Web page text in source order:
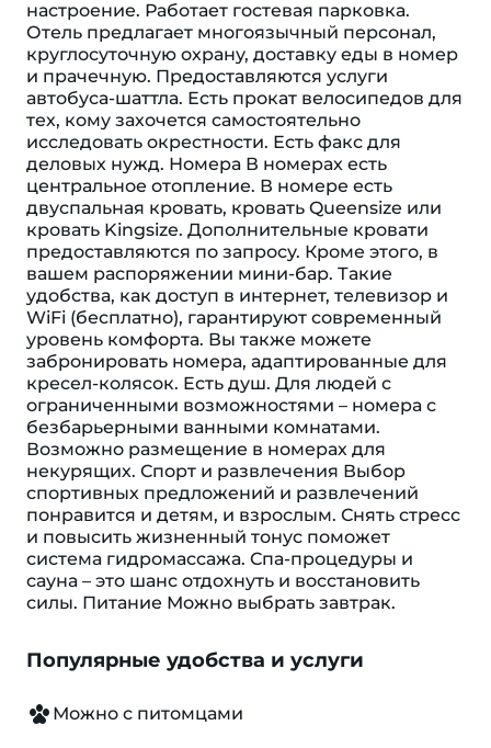
настроение. Работает гостевая парковка.
Отель предлагает многоязычный персонал,
круглосуточную охрану, доставку еды в номер
и прачечную. Предоставляются услуги
автобуса-шаттла. Есть прокат велосипедов для
тех, кому захочется самостоятельно
исследовать окрестности. Есть факс для
деловых нужд. Номера В номерах есть
центральное отопление. В номере есть
двуспальная кровать, кровать Queensize или
кровать Kingsize. Дополнительные кровати
предоставляются по запросу. Кроме этого, в
вашем распоряжении мини-бар. Такие
удобства, как доступ в интернет, телевизор и
WiFi (бесплатно), гарантируют современный
уровень комфорта. Вы также можете
забронировать номера, адаптированные для
кресел-колясок. Eсть душ. Для людей с
ограниченными возможностями – номера с
безбарьерными ванными комнатами.
Возможно размещение в номерах для
некурящих. Спорт и развлечения Выбор
спортивных предложений и развлечений
понравится и детям, и взрослым. Снять стресс
и повысить жизненный тонус поможет
система гидромассажа. Спа-процедуры и
сауна – это шанс отдохнуть и восстановить
силы. Питание Можно выбрать завтрак.
Популярные удобства и услуги
Можно с питомцами